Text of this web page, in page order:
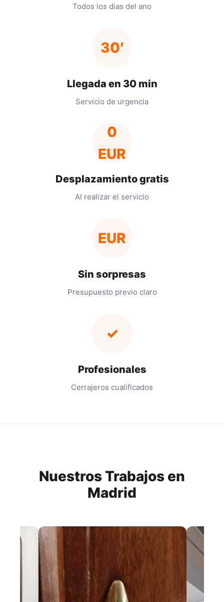
Todos los dias del ano
30′
Llegada en 30 min
Servicio de urgencia
0
EUR
Desplazamiento gratis
Al realizar el servicio
EUR
Sin sorpresas
Presupuesto previo claro
✓
Profesionales
Cerrajeros cualificados
Nuestros Trabajos en
Madrid